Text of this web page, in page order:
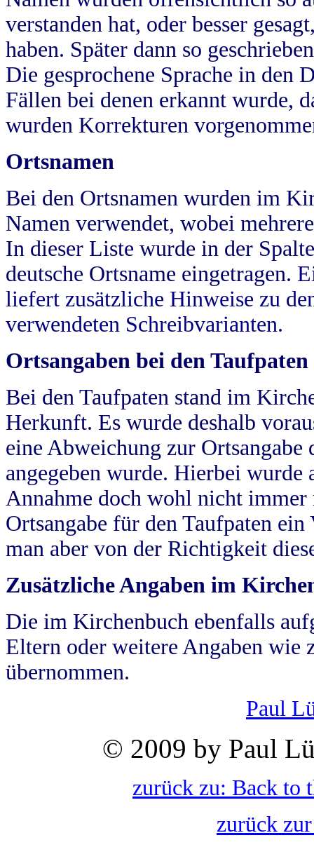
verstanden hat, oder besser
haben. Später dann so
Die gesprochene Sprache in
Fällen bei denen erkannt wurde,
wurden Korrekturen
Ortsnamen
Bei den Ortsnamen wurden im
Namen verwendet, wobei
In dieser Liste wurde in der
deutsche Ortsname eingetragen.
liefert zusätzliche Hinweise zu
verwendeten Schreibvarianten.
Ortsangaben bei den Taufpaten
Bei den Taufpaten stand im
Herkunft. Es wurde deshalb
eine Abweichung zur
angegeben wurde. Hierbei wurde
Annahme doch wohl nicht
Ortsangabe für den Taufpaten
man aber von der Richtigkeit
Zusätzliche Angaben im
Die im Kirchenbuch ebenfalls
Eltern oder weitere Angaben wie
übernommen.
Paul
© 2009 by Paul
zurück zu: Back to
zurück